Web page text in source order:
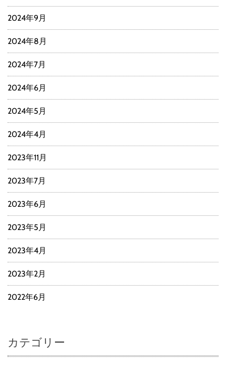
2024年9月
2024年8月
2024年7月
2024年6月
2024年5月
2024年4月
2023年11月
2023年7月
2023年6月
2023年5月
2023年4月
2023年2月
2022年6月
カテゴリー